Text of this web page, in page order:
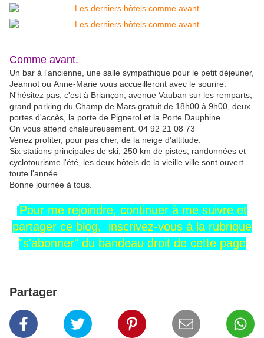
Comme avant.
Un bar à l'ancienne, une salle sympathique pour le petit déjeuner,
Jeannot ou Anne-Marie vous accueilleront avec le sourire.
N'hésitez pas, c'est à Briançon, avenue Vauban sur les remparts,
grand parking du Champ de Mars gratuit de 18h00 à 9h00, deux
portes d'accès, la porte de Pignerol et la Porte Dauphine.
On vous attend chaleureusement. 04 92 21 08 73
Venez profiter, pour pas cher, de la neige d'altitude.
Six stations principales de ski, 250 km de pistes, randonnées et
cyclotourisme l'été, les deux hôtels de la vieille ville sont ouvert
toute l'année.
Bonne journée à tous.
Pour me rejoindre, continuer à me suivre et
partager ce blog, inscrivez-vous à la rubrique
"s'abonner" du bandeau droit de cette page
Partager